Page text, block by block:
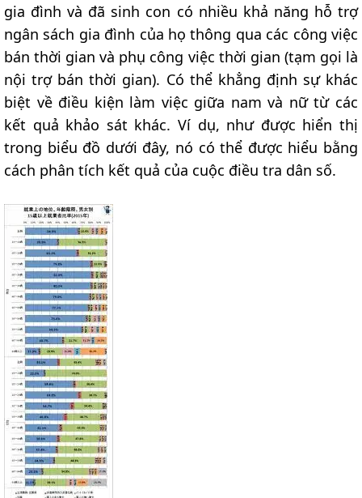
gia đình và đã sinh con có nhiều khả năng hỗ trợ
ngân sách gia đình của họ thông qua các công việc
bán thời gian và phụ công việc thời gian (tạm gọi là
nội trợ bán thời gian). Có thể khẳng định sự khác
biệt về điều kiện làm việc giữa nam và nữ từ các
kết quả khảo sát khác. Ví dụ, như được hiển thị
trong biểu đồ dưới đây, nó có thể được hiểu bằng
cách phân tích kết quả của cuộc điều tra dân số.